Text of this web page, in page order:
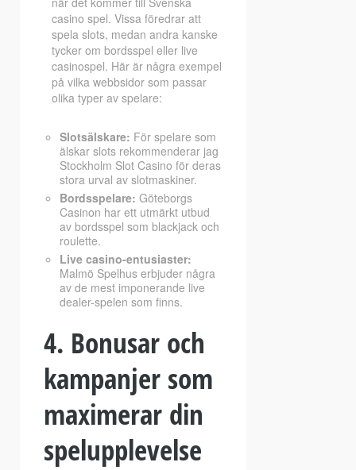
casino spel. Vissa föredrar att
spela slots, medan andra kanske
tycker om bordsspel eller live
casinospel. Här är några exempel
på vilka webbsidor som passar
olika typer av spelare:
Slotsälskare: För spelare som
älskar slots rekommenderar jag
Stockholm Slot Casino för deras
stora urval av slotmaskiner.
Bordsspelare: Göteborgs
Casinon har ett utmärkt utbud
av bordsspel som blackjack och
roulette.
Live casino-entusiaster:
Malmö Spelhus erbjuder några
av de mest imponerande live
dealer-spelen som finns.
4. Bonusar och
kampanjer som
maximerar din
spelupplevelse